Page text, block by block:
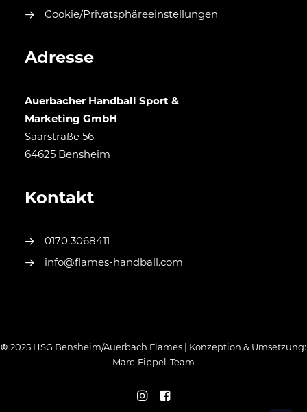
Cookie/Privatsphäreeinstellungen
Adresse
Auerbacher Handball Sport &
Marketing GmbH
Saarstraße 56
64625 Bensheim
Kontakt
0170 3068411
info@flames-handball.com
© 2025 HSG Bensheim/Auerbach Flames | Konzeption & Umsetzung:
Marc-Fippel-Team